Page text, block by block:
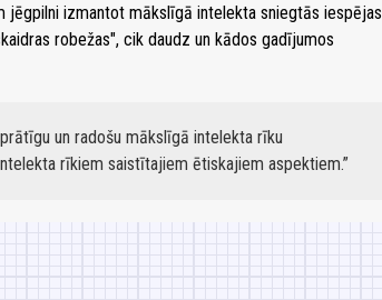
jēgpilni izmantot mākslīgā intelekta sniegtās iespējas
robežas", cik daudz un kādos gadījumos
un radošu mākslīgā intelekta rīku
rīkiem saistītajiem ētiskajiem aspektiem.